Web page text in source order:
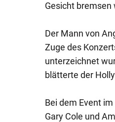
Gesicht bremsen
Der Mann von
Zuge des
unterzeichnet
blätterte der
Bei dem Event
Gary Cole und